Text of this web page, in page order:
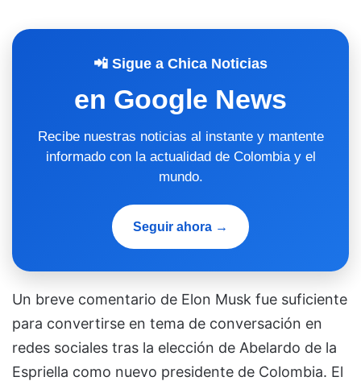
📲 Sigue a Chica Noticias
en Google News
Recibe nuestras noticias al instante y mantente
informado con la actualidad de Colombia y el
mundo.
Seguir ahora →
Un breve comentario de Elon Musk fue suficiente
para convertirse en tema de conversación en
redes sociales tras la elección de Abelardo de la
Espriella como nuevo presidente de Colombia. El